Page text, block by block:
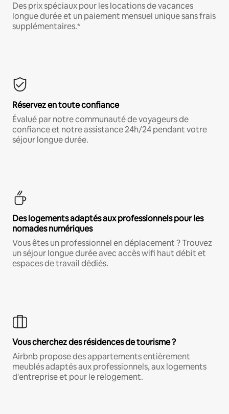
Des prix spéciaux pour les locations de vacances
longue durée et un paiement mensuel unique sans frais
supplémentaires.*
Réservez en toute confiance
Évalué par notre communauté de voyageurs de
confiance et notre assistance 24h/24 pendant votre
séjour longue durée.
Des logements adaptés aux professionnels pour les
nomades numériques
Vous êtes un professionnel en déplacement ? Trouvez
un séjour longue durée avec accès wifi haut débit et
espaces de travail dédiés.
Vous cherchez des résidences de tourisme ?
Airbnb propose des appartements entièrement
meublés adaptés aux professionnels, aux logements
d'entreprise et pour le relogement.